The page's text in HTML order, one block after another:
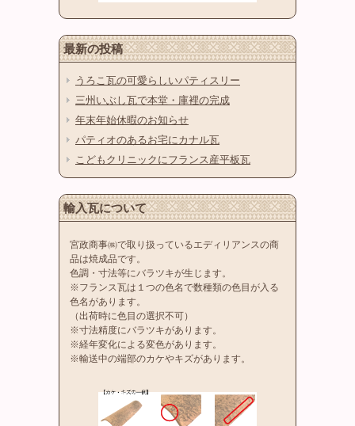
最新の投稿
うろこ瓦の可愛らしいパティスリー
三州いぶし瓦で本堂・庫裡の完成
年末年始休暇のお知らせ
パティオのあるお宅にカナル瓦
こどもクリニックにフランス産平板瓦
輸入瓦について
宮政商事㈱で取り扱っているエディリアンスの商
品は焼成品です。
色調・寸法等にバラツキが生じます。
※フランス瓦は１つの色名で数種類の色目が入る
色名があります。
（出荷時に色目の選択不可）
※寸法精度にバラツキがあります。
※経年変化による変色があります。
※輸送中の端部のカケやキズがあります。